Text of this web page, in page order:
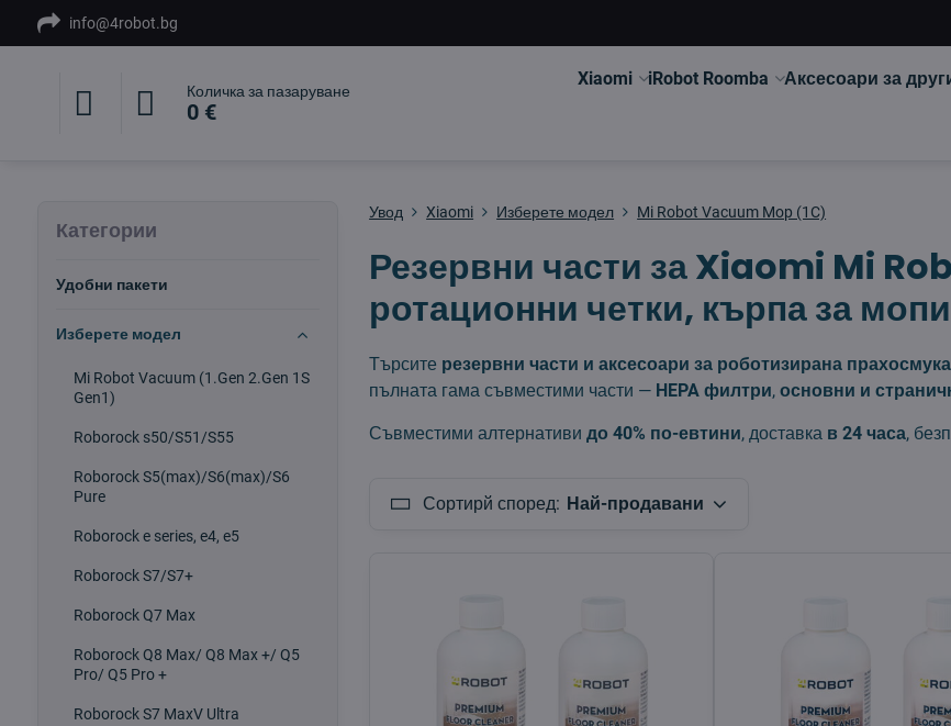
info@4robot.bg
Количка за пазаруване
0 €
Xiaomi iRobot Roomba Аксесоари за
Увод Xiaomi Изберете модел Mi Robot Vacuum Mop (1C)
Резервни части за Xiaomi Mi
ротационни четки, кърпа за
Търсите резервни части и аксесоари за роботизирана
пълната гама съвместими части — HEPA филтри,основни и
Съвместими алтернативидо 40% по-евтини, доставка в 24 часа,
Сортирй според: Най-продавани
Категории
Удобни пакети
Изберете модел
Mi Robot Vacuum (1.Gen 2.Gen 1S
Gen1)
Roborock s50/S51/S55
Roborock S5(max)/S6(max)/S6
Pure
Roborock e series, e4, e5
Roborock S7/S7+
Roborock Q7 Max
Roborock Q8 Max/ Q8 Max +/ Q5
Pro/ Q5 Pro +
Roborock S7 MaxV Ultra